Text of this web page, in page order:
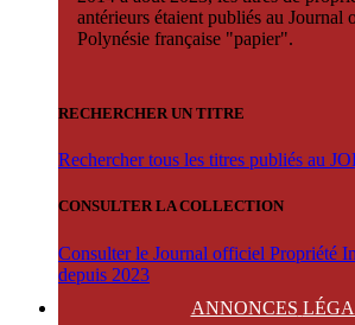
antérieurs étaient publiés au Journal
Polynésie française "papier".
RECHERCHER UN TITRE
Rechercher tous les titres publiés au
CONSULTER LA COLLECTION
Consulter le Journal officiel Propriété
depuis 2023
ANNONCES